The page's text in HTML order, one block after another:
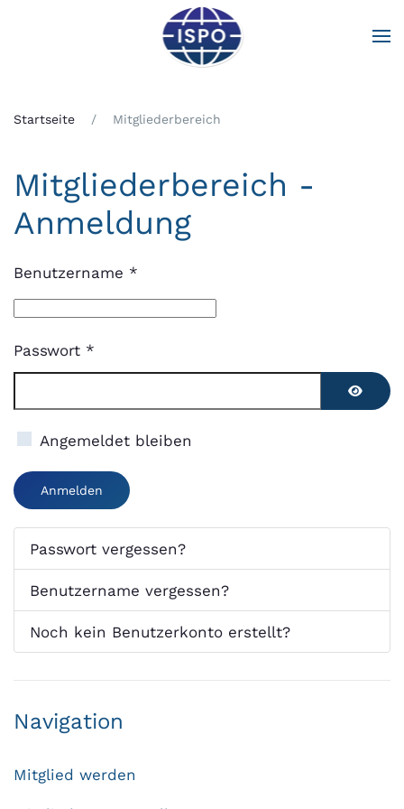
Zum Hauptinhalt springen
Startseite Mitgliederbereich
Mitgliederbereich -
Anmeldung
Benutzername *
Passwort *
Angemeldet bleiben
Anmelden
Passwort vergessen?
Benutzername vergessen?
Noch kein Benutzerkonto erstellt?
Navigation
Mitglied werden